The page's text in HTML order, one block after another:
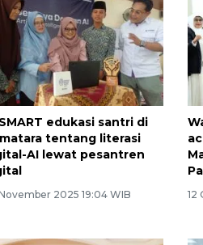
edukasi santri di
tentang literasi
AI lewat pesantren
2025 19:04 WIB 12